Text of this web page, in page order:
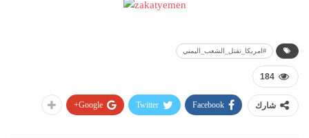
#امريكا_تقتل_الشعب_اليمني
184
شارك Facebook
Twitter
Google+